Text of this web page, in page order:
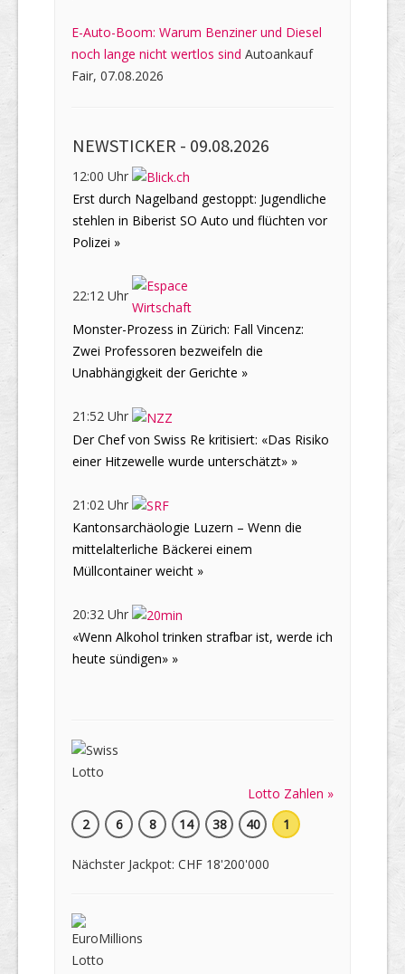
E-Auto-Boom: Warum Benziner und Diesel
noch lange nicht wertlos sind Autoankauf
Fair, 07.08.2026
NEWSTICKER - 09.08.2026
12:00 Uhr
Erst durch Nagelband gestoppt: Jugendliche
stehlen in Biberist SO Auto und flüchten vor
Polizei »
22:12 Uhr
Monster-Prozess in Zürich: Fall Vincenz:
Zwei Professoren bezweifeln die
Unabhängigkeit der Gerichte »
21:52 Uhr
Der Chef von Swiss Re kritisiert: «Das Risiko
einer Hitzewelle wurde unterschätzt» »
21:02 Uhr
Kantonsarchäologie Luzern – Wenn die
mittelalterliche Bäckerei einem
Müllcontainer weicht »
20:32 Uhr
«Wenn Alkohol trinken strafbar ist, werde ich
heute sündigen» »
Lotto Zahlen »
2
6 8 14 38 40 1
Nächster Jackpot: CHF 18'200'000